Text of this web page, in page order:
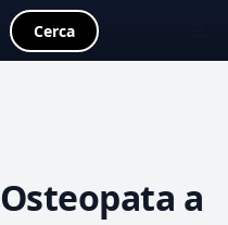
Cerca
Osteopata a